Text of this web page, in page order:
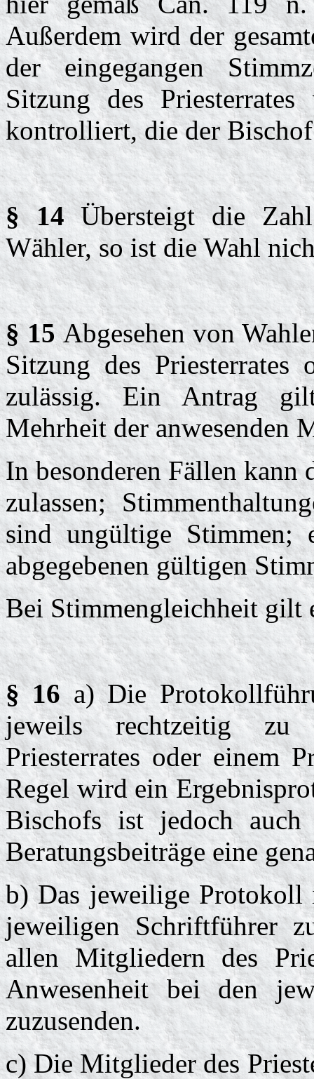
Außerdem wird der
der eingegangen
Sitzung des
kontrolliert, die der
§ 14Übersteigt die
Wähler, so ist die Wahl
§ 15Abgesehen von
Sitzung des
zulässig. Ein Antrag
Mehrheit der anwesenden
In besonderen Fällen
zulassen;
sind ungültige Stimmen;
abgegebenen gültigen
Bei Stimmengleichheit gilt
§ 16 a) Die
jeweils rechtzeitig zu
Priesterrates oder einem
Regel wird ein
Bischofs ist jedoch auch
Beratungsbeiträge eine
b) Das jeweilige
jeweiligen Schriftführer
allen Mitgliedern des
Anwesenheit bei den
zuzusenden.
c) Die Mitglieder des